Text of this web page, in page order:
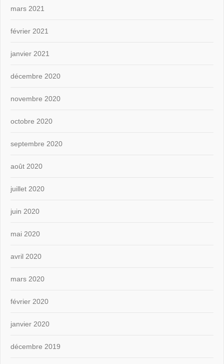
mars 2021
février 2021
janvier 2021
décembre 2020
novembre 2020
octobre 2020
septembre 2020
août 2020
juillet 2020
juin 2020
mai 2020
avril 2020
mars 2020
février 2020
janvier 2020
décembre 2019